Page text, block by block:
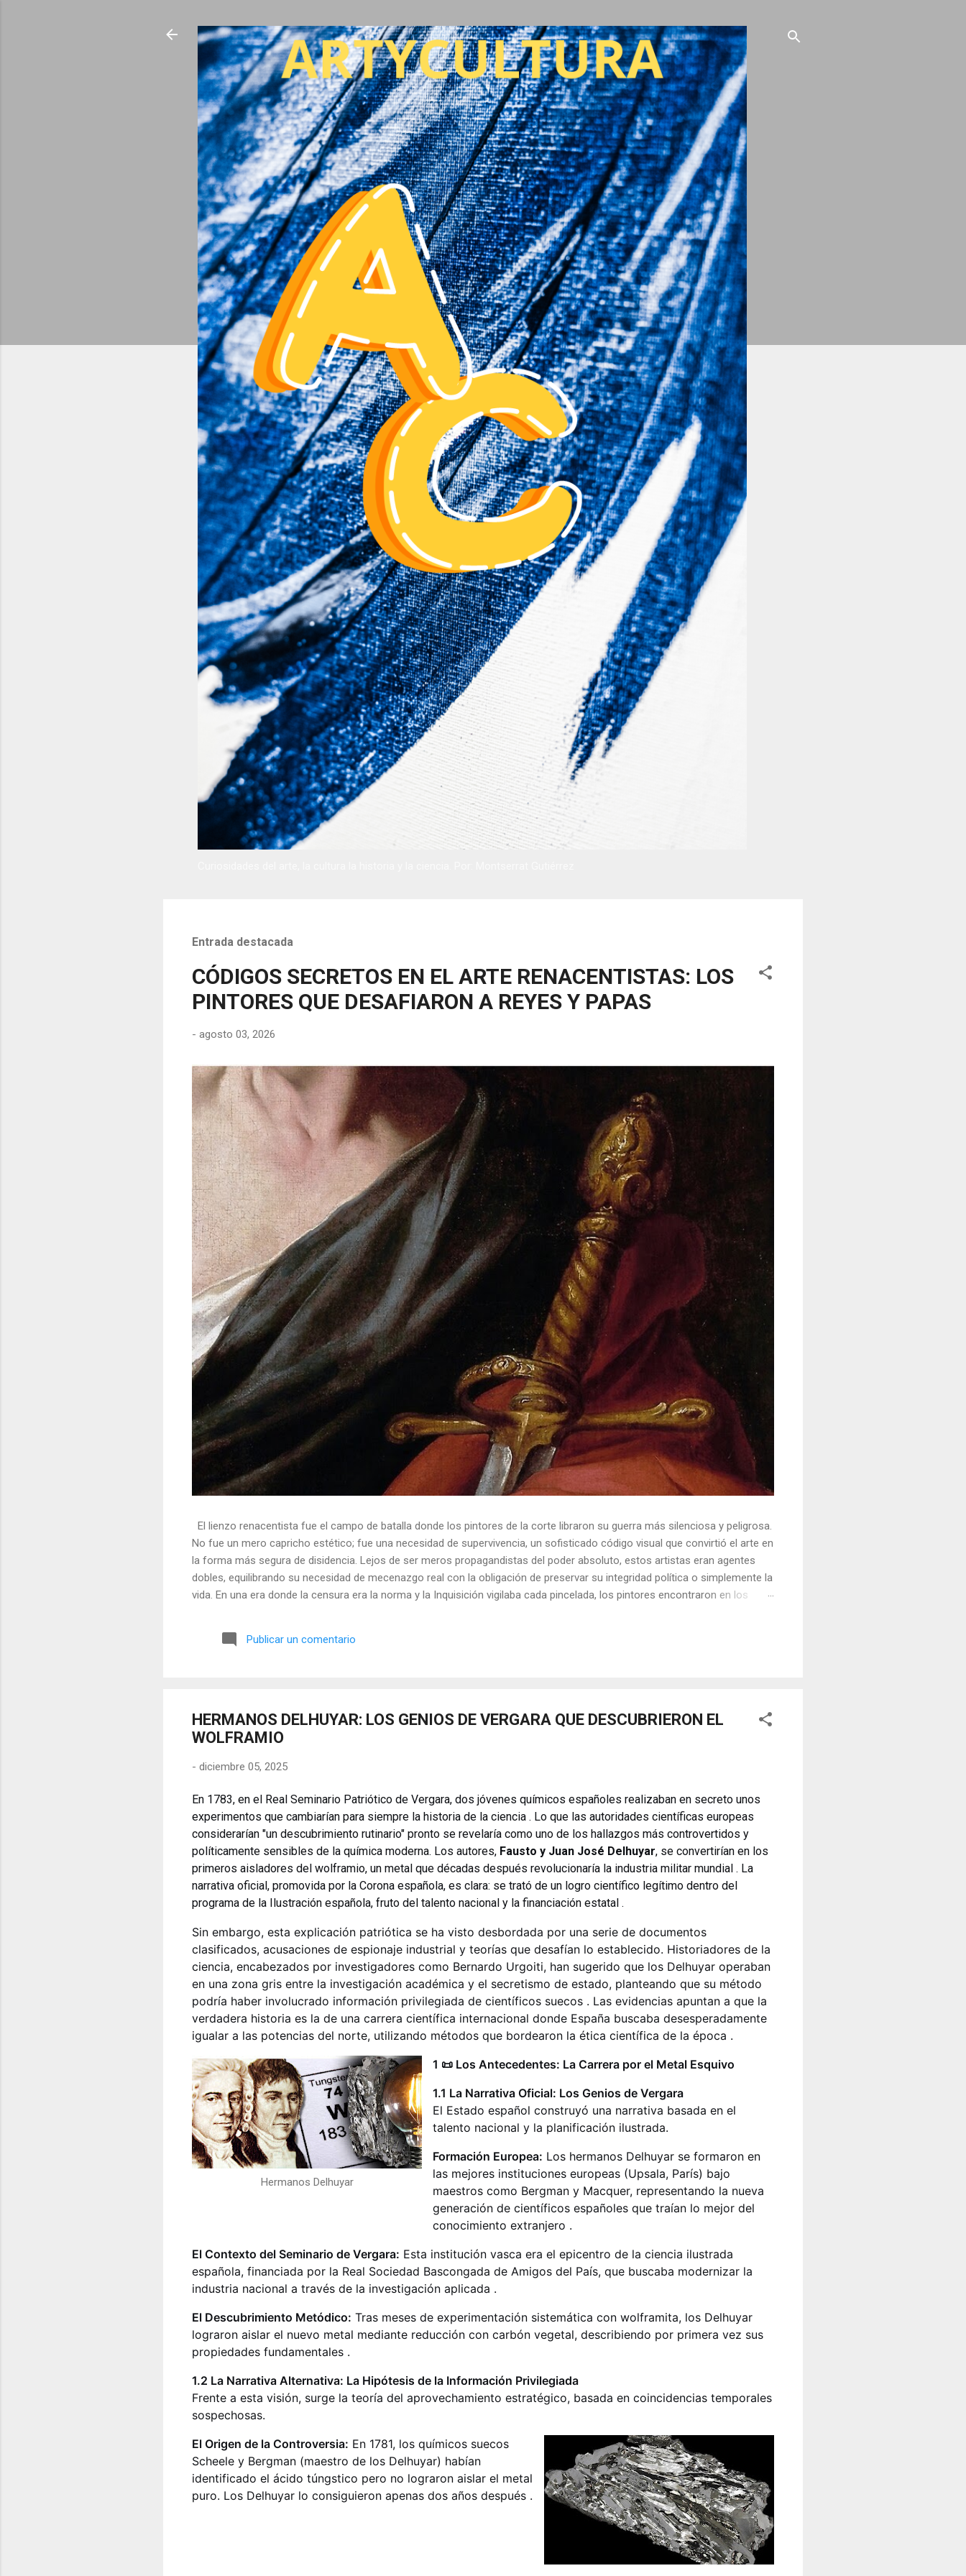
Entrada destacada
CÓDIGOS SECRETOS EN EL ARTE RENACENTISTAS: LOS
PINTORES QUE DESAFIARON A REYES Y PAPAS
- agosto 03, 2026
El lienzo renacentista fue el campo de batalla donde los pintores de la corte libraron su guerra más silenciosa y peligrosa.
No fue un mero capricho estético; fue una necesidad de supervivencia, un sofisticado código visual que convirtió el arte en
la forma más segura de disidencia. Lejos de ser meros propagandistas del poder absoluto, estos artistas eran agentes
dobles, equilibrando su necesidad de mecenazgo real con la obligación de preservar su integridad política o simplemente la
vida. En una era donde la censura era la norma y la Inquisición vigilaba cada pincelada, los pintores encontraron en los
🎭 La arquitectura del engaño El retrato renacentista no era un simple reflejo de la realidad, sino un objeto tridimensional y
multifacético. Los pintores de la corte eran los agentes dobles definitivos, y dominaban el arte de la "resistencia óptica". ...
Publicar un comentario
HERMANOS DELHUYAR: LOS GENIOS DE VERGARA QUE DESCUBRIERON EL
WOLFRAMIO
- diciembre 05, 2025
En 1783, en el Real Seminario Patriótico de Vergara, dos jóvenes químicos españoles realizaban en secreto unos
experimentos que cambiarían para siempre la historia de la ciencia . Lo que las autoridades científicas europeas
considerarían "un descubrimiento rutinario" pronto se revelaría como uno de los hallazgos más controvertidos y
políticamente sensibles de la química moderna. Los autores, Fausto y Juan José Delhuyar, se convertirían en los
primeros aisladores del wolframio, un metal que décadas después revolucionaría la industria militar mundial . La
narrativa oficial, promovida por la Corona española, es clara: se trató de un logro científico legítimo dentro del
programa de la Ilustración española, fruto del talento nacional y la financiación estatal .
Sin embargo, esta explicación patriótica se ha visto desbordada por una serie de documentos
clasificados, acusaciones de espionaje industrial y teorías que desafían lo establecido. Historiadores de la
ciencia, encabezados por investigadores como Bernardo Urgoiti, han sugerido que los Delhuyar operaban
en una zona gris entre la investigación académica y el secretismo de estado, planteando que su método
podría haber involucrado información privilegiada de científicos suecos . Las evidencias apuntan a que la
verdadera historia es la de una carrera científica internacional donde España buscaba desesperadamente
igualar a las potencias del norte, utilizando métodos que bordearon la ética científica de la época .
Hermanos Delhuyar
1 📜 Los Antecedentes: La Carrera por el Metal Esquivo
1.1 La Narrativa Oficial: Los Genios de Vergara
El Estado español construyó una narrativa basada en el
talento nacional y la planificación ilustrada.
Formación Europea: Los hermanos Delhuyar se formaron en
las mejores instituciones europeas (Upsala, París) bajo
maestros como Bergman y Macquer, representando la nueva
generación de científicos españoles que traían lo mejor del
conocimiento extranjero .
El Contexto del Seminario de Vergara: Esta institución vasca era el epicentro de la ciencia ilustrada
española, financiada por la Real Sociedad Bascongada de Amigos del País, que buscaba modernizar la
industria nacional a través de la investigación aplicada .
El Descubrimiento Metódico: Tras meses de experimentación sistemática con wolframita, los Delhuyar
lograron aislar el nuevo metal mediante reducción con carbón vegetal, describiendo por primera vez sus
propiedades fundamentales .
1.2 La Narrativa Alternativa: La Hipótesis de la Información Privilegiada
Frente a esta visión, surge la teoría del aprovechamiento estratégico, basada en coincidencias temporales
sospechosas.
El Origen de la Controversia: En 1781, los químicos suecos
Scheele y Bergman (maestro de los Delhuyar) habían
identificado el ácido túngstico pero no lograron aislar el metal
puro. Los Delhuyar lo consiguieron apenas dos años después .